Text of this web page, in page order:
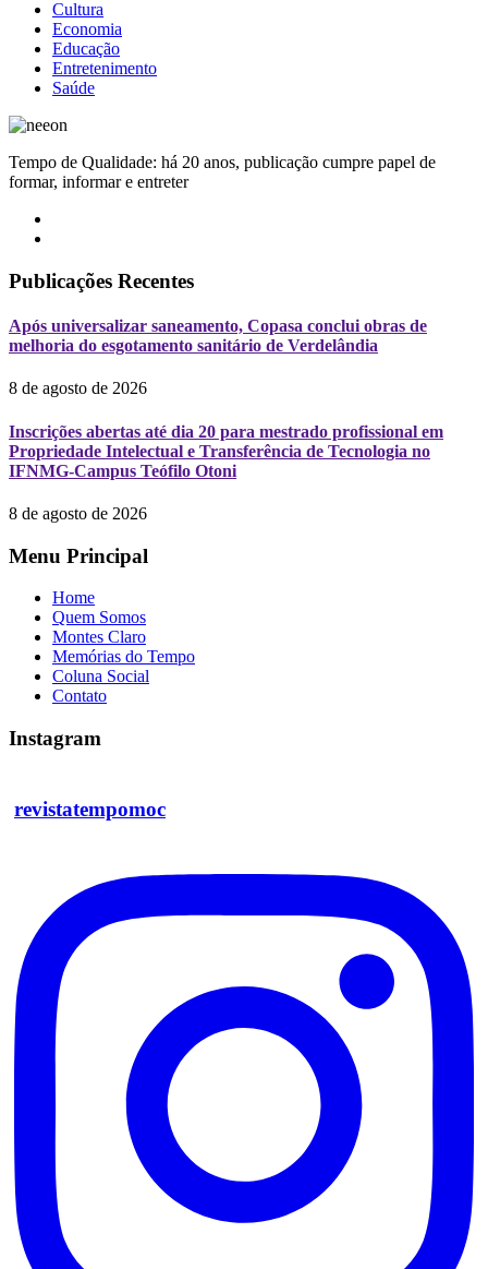
Cultura
Economia
Educação
Entretenimento
Saúde
Tempo de Qualidade: há 20 anos, publicação cumpre papel de
formar, informar e entreter
Publicações Recentes
Após universalizar saneamento, Copasa conclui obras de
melhoria do esgotamento sanitário de Verdelândia
8 de agosto de 2026
Inscrições abertas até dia 20 para mestrado profissional em
Propriedade Intelectual e Transferência de Tecnologia no
IFNMG-Campus Teófilo Otoni
8 de agosto de 2026
Menu Principal
Home
Quem Somos
Montes Claro
Memórias do Tempo
Coluna Social
Contato
Instagram
revistatempomoc